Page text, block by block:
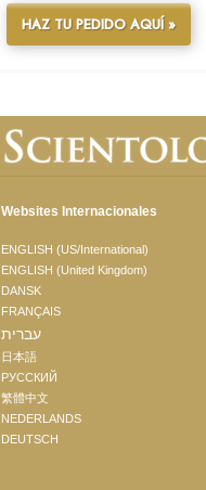
HAZ TU PEDIDO AQUÍ »
Websites Internacionales
ENGLISH (US/International)
ENGLISH (United Kingdom)
DANSK
FRANÇAIS
עברית
日本語
РУССКИЙ
繁體中文
NEDERLANDS
DEUTSCH